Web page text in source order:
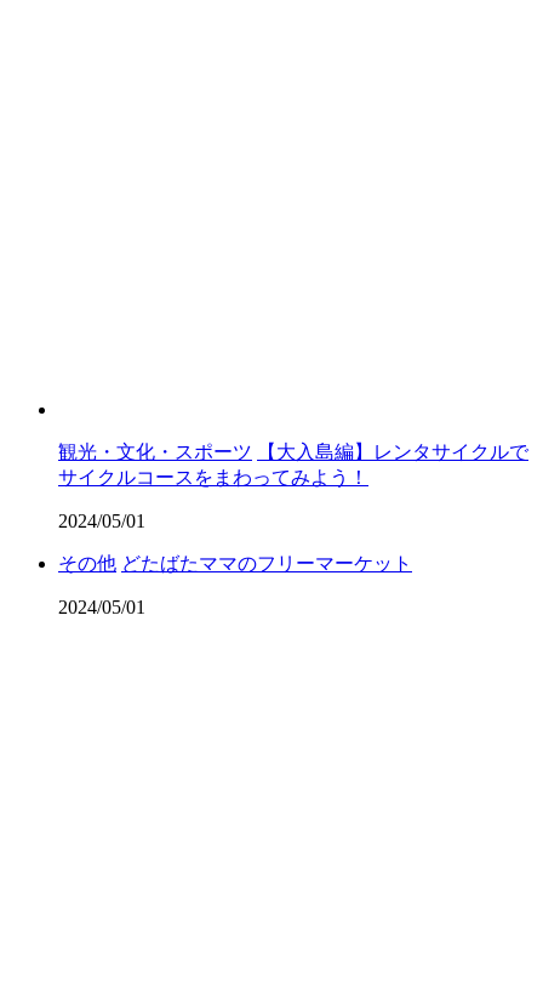
観光・文化・スポーツ
【大入島編】レンタサイクルで
サイクルコースをまわってみよう！
2024/05/01
その他 どたばたママのフリーマーケット
2024/05/01